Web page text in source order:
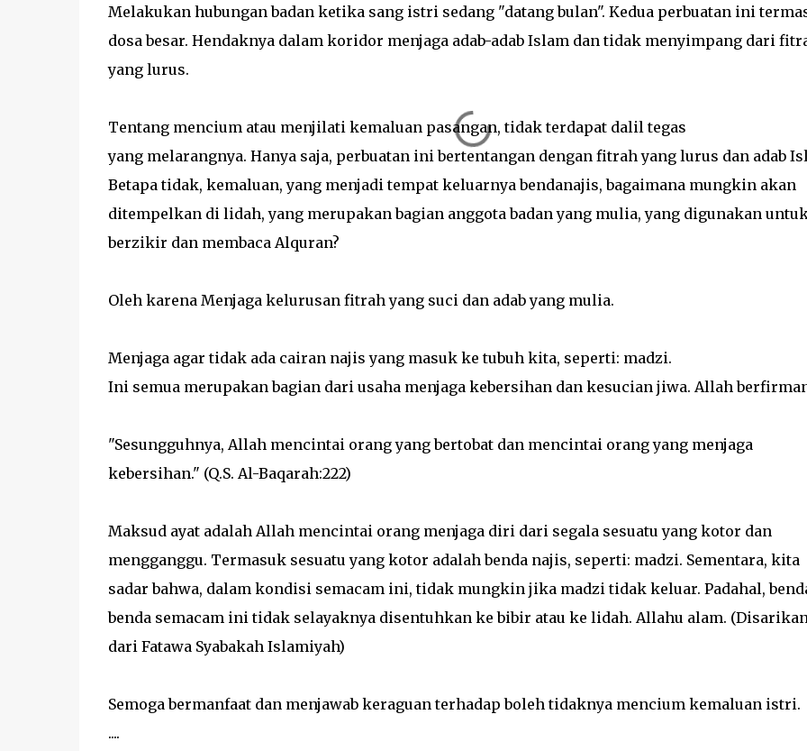
Melakukan hubungan badan ketika sang istri sedang "datang bulan". Kedua perbuatan ini
dosa besar. Hendaknya dalam koridor menjaga adab-adab Islam dan tidak menyimpang dari
yang lurus.
Tentang mencium atau menjilati kemaluan pasangan, tidak terdapat dalil tegas
yang melarangnya. Hanya saja, perbuatan ini bertentangan dengan fitrah yang lurus dan adab
Betapa tidak, kemaluan, yang menjadi tempat keluarnya bendanajis, bagaimana mungkin akan
ditempelkan di lidah, yang merupakan bagian anggota badan yang mulia, yang digunakan
berzikir dan membaca Alquran?
Oleh karena Menjaga kelurusan fitrah yang suci dan adab yang mulia.
Menjaga agar tidak ada cairan najis yang masuk ke tubuh kita, seperti: madzi.
Ini semua merupakan bagian dari usaha menjaga kebersihan dan kesucian jiwa. Allah
"Sesungguhnya, Allah mencintai orang yang bertobat dan mencintai orang yang menjaga
kebersihan." (Q.S. Al-Baqarah:222)
Maksud ayat adalah Allah mencintai orang menjaga diri dari segala sesuatu yang kotor dan
mengganggu. Termasuk sesuatu yang kotor adalah benda najis, seperti: madzi. Sementara, kita
sadar bahwa, dalam kondisi semacam ini, tidak mungkin jika madzi tidak keluar. Padahal,
benda semacam ini tidak selayaknya disentuhkan ke bibir atau ke lidah. Allahu alam.
dari Fatawa Syabakah Islamiyah)
Semoga bermanfaat dan menjawab keraguan terhadap boleh tidaknya mencium kemaluan istri.
....